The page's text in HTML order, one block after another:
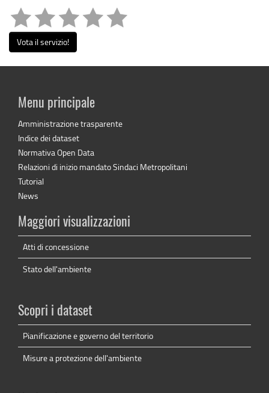
Vota il servizio!
Menu principale
Amministrazione trasparente
Indice dei dataset
Normativa Open Data
Relazioni di inizio mandato Sindaci Metropolitani
Tutorial
News
Maggiori visualizzazioni
Atti di concessione
Stato dell'ambiente
Scopri i dataset
Pianificazione e governo del territorio
Misure a protezione dell'ambiente